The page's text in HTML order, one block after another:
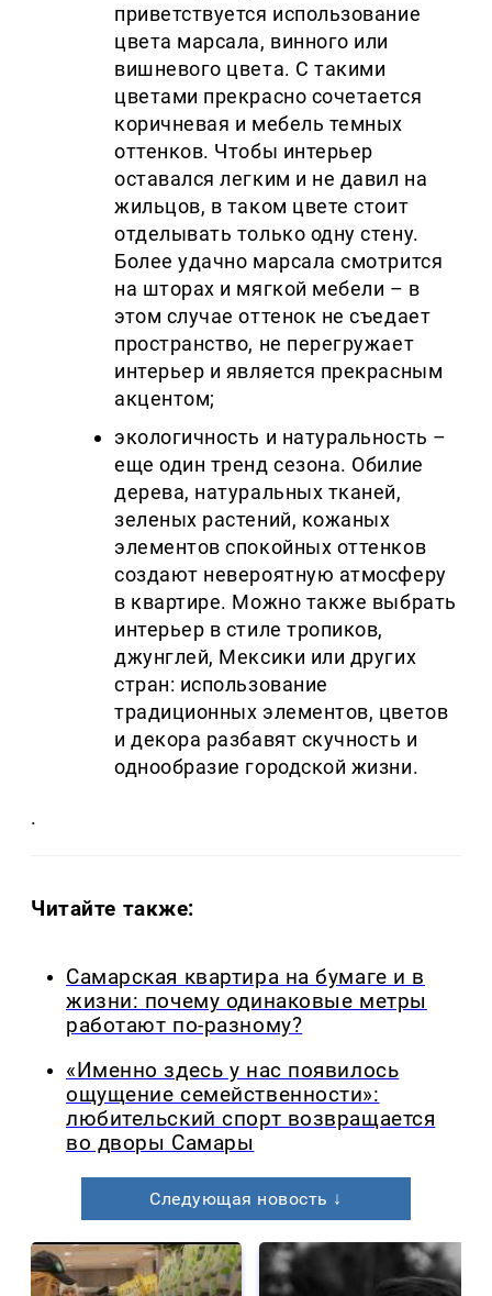
приветствуется использование
цвета марсала, винного или
вишневого цвета. С такими
цветами прекрасно сочетается
коричневая и мебель темных
оттенков. Чтобы интерьер
оставался легким и не давил на
жильцов, в таком цвете стоит
отделывать только одну стену.
Более удачно марсала смотрится
на шторах и мягкой мебели – в
этом случае оттенок не съедает
пространство, не перегружает
интерьер и является прекрасным
акцентом;
экологичность и натуральность –
еще один тренд сезона. Обилие
дерева, натуральных тканей,
зеленых растений, кожаных
элементов спокойных оттенков
создают невероятную атмосферу
в квартире. Можно также выбрать
интерьер в стиле тропиков,
джунглей, Мексики или других
стран: использование
традиционных элементов, цветов
и декора разбавят скучность и
однообразие городской жизни.
.
Читайте также:
Самарская квартира на бумаге и в
жизни: почему одинаковые метры
работают по-разному?
«Именно здесь у нас появилось
ощущение семейственности»:
любительский спорт возвращается
во дворы Самары
Следующая новость ↓